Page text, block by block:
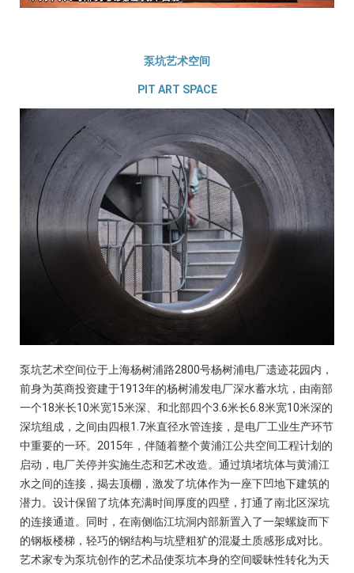
泵坑艺术空间
PIT ART SPACE
泵坑艺术空间位于上海杨树浦路2800号杨树浦电厂遗迹花园内，
前身为英商投资建于1913年的杨树浦发电厂深水蓄水坑，由南部
一个18米长10米宽15米深、和北部四个3.6米长6.8米宽10米深的
深坑组成，之间由四根1.7米直径水管连接，是电厂工业生产环节
中重要的一环。2015年，伴随着整个黄浦江公共空间工程计划的
启动，电厂关停并实施生态和艺术改造。通过填堵坑体与黄浦江
水之间的连接，揭去顶棚，激发了坑体作为一座下凹地下建筑的
潜力。设计保留了坑体充满时间厚度的四壁，打通了南北区深坑
的连接通道。同时，在南侧临江坑洞内部新置入了一架螺旋而下
的钢板楼梯，轻巧的钢结构与坑壁粗犷的混凝土质感形成对比。
艺术家专为泵坑创作的艺术品使泵坑本身的空间暧昧性转化为天